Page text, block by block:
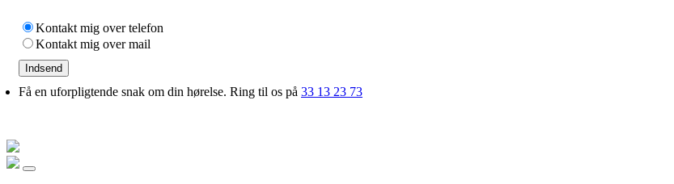
Kontakt mig over telefon
Kontakt mig over mail
Indsend
Få en uforpligtende snak om din hørelse. Ring til os på 33 13 23 73